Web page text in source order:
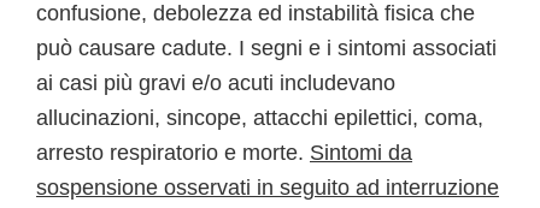
confusione, debolezza ed instabilità fisica che
può causare cadute. I segni e i sintomi associati
ai casi più gravi e/o acuti includevano
allucinazioni, sincope, attacchi epilettici, coma,
arresto respiratorio e morte. Sintomi da
sospensione osservati in seguito ad interruzione